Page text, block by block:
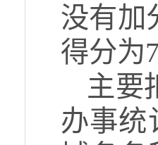
没有加
得分为
主要
办事统